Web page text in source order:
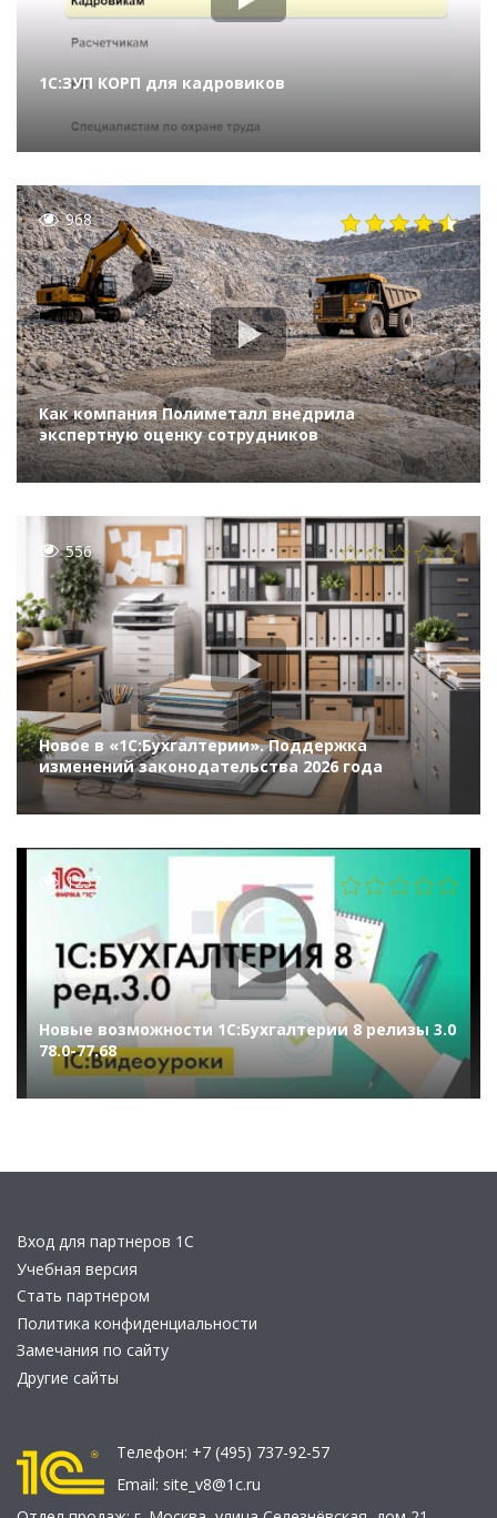
1С:ЗУП КОРП для кадровиков
968
Как компания Полиметалл внедрила
экспертную оценку сотрудников
556
Новое в «1С:Бухгалтерии». Поддержка
изменений законодательства 2026 года
1237
Новые возможности 1С:Бухгалтерии 8 релизы 3.0
78.0-77.68
Вход для партнеров 1С
Учебная версия
Стать партнером
Политика конфиденциальности
Замечания по сайту
Другие сайты
Телефон: +7 (495) 737-92-57
Email: site_v8@1c.ru